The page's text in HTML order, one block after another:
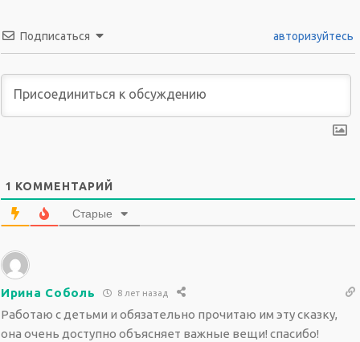
Подписаться авторизуйтесь
1 КОММЕНТАРИЙ
Старые
Ирина Соболь 8 лет назад
Работаю с детьми и обязательно прочитаю им эту сказку,
она очень доступно объясняет важные вещи! спасибо!